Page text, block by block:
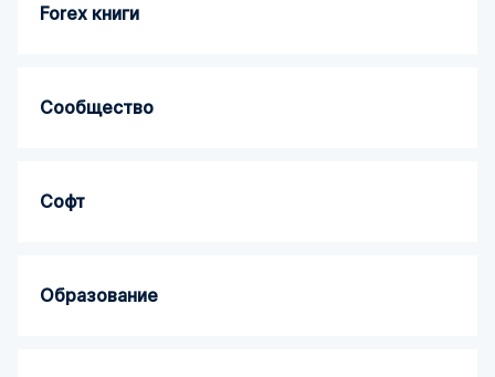
Forex книги
Сообщество
Софт
Образование